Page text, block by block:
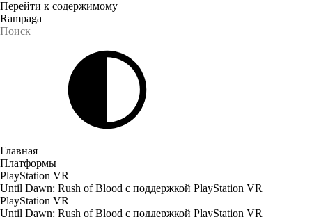
Перейти к содержимому
Rampaga
Главная
Платформы
PlayStation VR
Until Dawn: Rush of Blood с поддержкой PlayStation VR
PlayStation VR
Until Dawn: Rush of Blood с поддержкой PlayStation VR